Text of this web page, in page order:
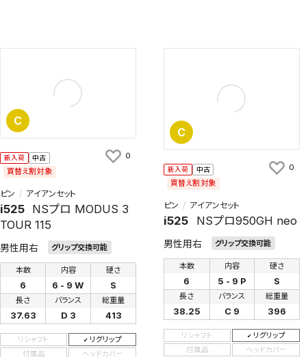
C
新入荷 中古
買替え割対象
ピン アイアンセット
i525
NSプロ MODUS 3
TOUR 115
男性用右 グリップ交換可能
本数
6
内容
6 - 9 W
硬さ
S
長さ
37.63
バランス
D 3
総重量
413
リシャフト
リグリップ
付属品
ヘッドカバー
0
C
新入荷 中古
買替え割対象
ピン アイアンセット
i525 NSプロ950GH neo
男性用右 グリップ交換可能
本数
6
内容
5 - 9 P
硬さ
S
長さ
38.25
バランス
C 9
総重量
396
リシャフト
リグリップ
付属品
ヘッドカバー
0